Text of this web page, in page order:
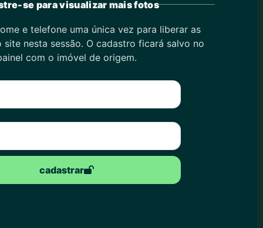
se para visualizar mais fotos
e telefone uma única vez para liberar as
nesta sessão. O cadastro ficará salvo no
com o imóvel de origem.
cadastrar